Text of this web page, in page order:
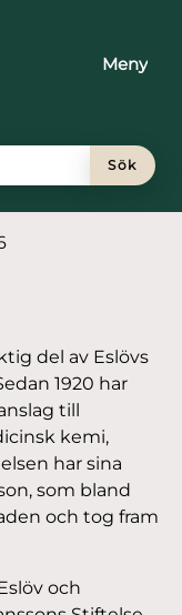
Meny
Sök
del av Eslövs
1920 har
till
kemi,
har sina
som bland
och tog fram
och